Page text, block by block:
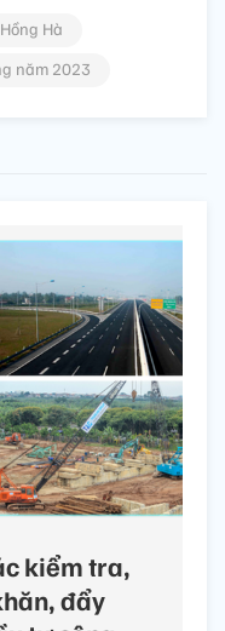
Hà
năm 2023
kiểm tra,
đẩy